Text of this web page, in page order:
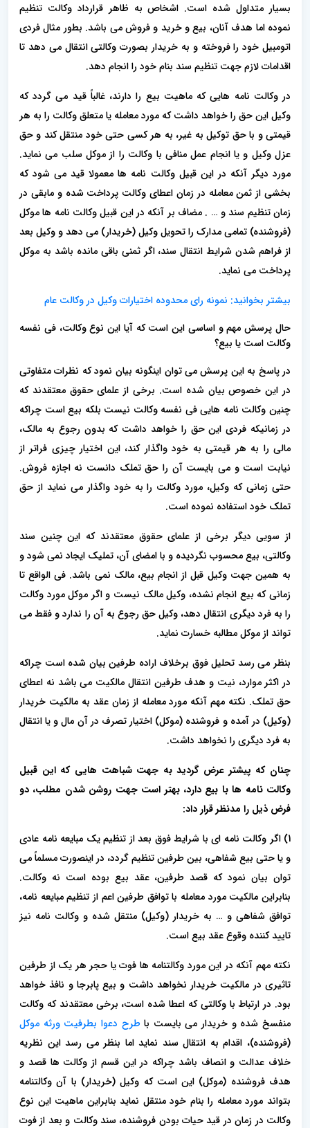
بسیار متداول شده است. اشخاص به ظاهر قرارداد وکالت تنظیم
نموده اما هدف آنان، بیع و خرید و فروش می باشد. بطور مثال فردی
اتومبیل خود را فروخته و به خریدار بصورت وکالتی انتقال می دهد تا
اقدامات لازم جهت تنظیم سند بنام خود را انجام دهد.
در وکالت نامه هایی که ماهیت بیع را دارند، غالباً قید می گردد که
وکیل این حق را خواهد داشت که مورد معامله یا متعلق وکالت را به هر
قیمتی و با حق توکیل به غیر، به هر کسی حتی خود منتقل کند و حق
عزل وکیل و یا انجام عمل منافی با وکالت را از موکل سلب می نماید.
مورد دیگر آنکه در این قبیل وکالت نامه ها معمولا قید می شود که
بخشی از ثمن معامله در زمان اعطای وکالت پرداخت شده و مابقی در
زمان تنظیم سند و … . مضاف بر آنکه در این قبیل وکالت نامه ها موکل
(فروشنده) تمامی مدارک را تحویل وکیل (خریدار) می دهد و وکیل بعد
از فراهم شدن شرایط انتقال سند، اگر ثمنی باقی مانده باشد به موکل
پرداخت می نماید.
بیشتر بخوانید: نمونه رای محدوده اختیارات وکیل در وکالت عام
حال پرسش مهم و اساسی این است که آیا این نوع وکالت، فی نفسه
وکالت است یا بیع؟
در پاسخ به این پرسش می توان اینگونه بیان نمود که نظرات متفاوتی
در این خصوص بیان شده است. برخی از علمای حقوق معتقدند که
چنین وکالت نامه هایی فی نفسه وکالت نیست بلکه بیع است چراکه
در زمانیکه فردی این حق را خواهد داشت که بدون رجوع به مالک،
مالی را به هر قیمتی به خود واگذار کند، این اختیار چیزی فراتر از
نیابت است و می بایست آن را حق تملک دانست نه اجازه فروش.
حتی زمانی که وکیل، مورد وکالت را به خود واگذار می نماید از حق
تملک خود استفاده نموده است.
از سویی دیگر برخی از علمای حقوق معتقدند که این چنین سند
وکالتی، بیع محسوب نگردیده و با امضای آن، تملیک ایجاد نمی شود و
به همین جهت وکیل قبل از انجام بیع، مالک نمی باشد. فی الواقع تا
زمانی که بیع انجام نشده، وکیل مالک نیست و اگر موکل مورد وکالت
را به فرد دیگری انتقال دهد، وکیل حق رجوع به آن را ندارد ‌‌و فقط می
تواند از موکل مطالبه خسارت نماید.
بنظر می رسد تحلیل فوق برخلاف اراده طرفین بیان شده است چراکه
در اکثر موارد، نیت و هدف طرفین انتقال مالکیت می باشد نه اعطای
حق تملک. نکته مهم آنکه مورد معامله از زمان عقد به مالکیت خریدار
(وکیل) در آمده و فروشنده (موکل) اختیار تصرف در آن مال و یا انتقال
به فرد دیگری را نخواهد داشت.
چنان که پیشتر عرض گردید به جهت شباهت هایی که این قبیل
وکالت نامه ها با بیع دارد، بهتر است جهت روشن شدن مطلب، دو
فرض ذیل را مدنظر قرار داد:
1) اگر وکالت نامه ای با شرایط فوق بعد از تنظیم یک مبایعه نامه عادی
و یا حتی بیع شفاهی، بین طرفین تنظیم گردد، در اینصورت مسلماً می
توان بیان نمود که قصد طرفین، عقد بیع بوده است نه وکالت.
بنابراین مالکیت مورد معامله با توافق طرفین اعم از تنظیم مبایعه نامه،
توافق شفاهی و … به خریدار (وکیل) منتقل شده و‌ وکالت نامه نیز
تایید کننده وقوع عقد بیع است.
نکته مهم آنکه در این مورد وکالتنامه ها فوت یا حجر هر یک از طرفین
تاثیری در مالکیت خریدار نخواهد داشت و‌ بیع پابرجا و نافذ خواهد
بود. در ارتباط با وکالتی که اعطا شده است، برخی معتقدند که وکالت
منفسخ شده و خریدار می بایست با طرح دعوا بطرفیت ورثه موکل
(فروشنده)، اقدام به انتقال سند نماید اما بنظر می رسد این نظریه
خلاف عدالت و انصاف باشد چراکه در این قسم از وکالت ها قصد و
هدف فروشنده (موکل) این است که وکیل (خریدار) با آن وکالتنامه
بتواند مورد معامله را بنام خود منتقل نماید بنابراین ماهیت این نوع
وکالت در زمان در قید حیات بودن فروشنده، سند وکالت و بعد از فوت